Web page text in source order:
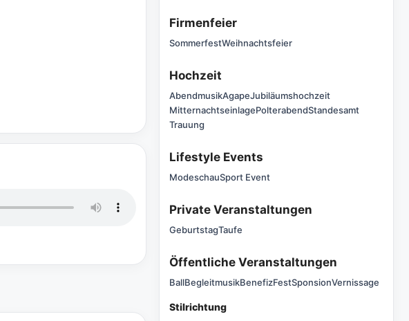
Firmenfeier
SommerfestWeihnachtsfeier
Hochzeit
AbendmusikAgapeJubiläumshochzeit
MitternachtseinlagePolterabendStandesamt
Trauung
Lifestyle Events
ModeschauSport Event
Private Veranstaltungen
GeburtstagTaufe
Öffentliche Veranstaltungen
BallBegleitmusikBenefizFestSponsionVernissage
Stilrichtung